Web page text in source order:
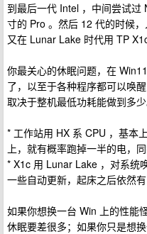
到最后一代 Intel ，中间尝试
寸的 Pro 。然后 12 代的时候
又在 Lunar Lake 时代用 TP
你最关心的休眠问题，在
了，以至于各种程序都可以唤
取决于整机最低功耗能做到多少
* 工作站用 HX 系 CPU ，基本
上，就有概率跑掉一半的电，同
* X1c 用 Lunar Lake ，对系统
一些自动更新，起床之后依然有
如果你想换一台 Win 上的性能
休眠要差很多；如果你只是想